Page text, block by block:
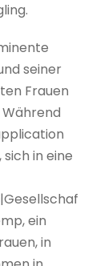
seiner
Frauen
Während
in eine
ein
in